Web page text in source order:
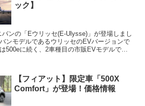
ック】
ンの「Eウリッセ(E-Ulysse)」が登場しまし
ンモデルであるウリッセのEVバージョンで
500eに続く、2車種目の市販EVモデルで
【フィアット】限定車「500X
Comfort」が登場！価格情報